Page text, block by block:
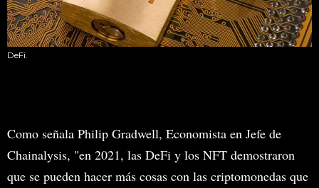
DeFi.
Como señala Philip Gradwell, Economista en Jefe de
Chainalysis, "en 2021, las DeFi y los NFT demostraron
que se pueden hacer más cosas con las criptomonedas que